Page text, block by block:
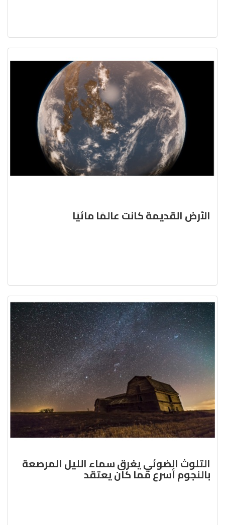
الأرض القديمة كانت عالمًا مائيًا
التلوث الضوئي يغرق سماء الليل المرصعة
بالنجوم أسرع مما كان يعتقد